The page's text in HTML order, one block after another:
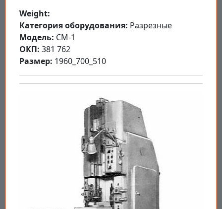
Weight:
Категория оборудования: Разрезные
Модель: СМ-1
ОКП: 381 762
Размер: 1960_700_510